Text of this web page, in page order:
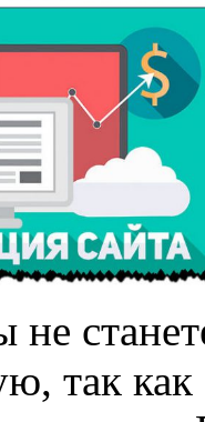
не
так